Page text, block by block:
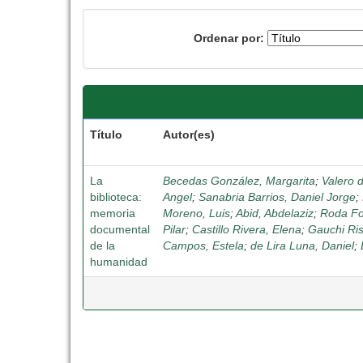
Ordenar por:
Título Autor(es)
La
biblioteca:
memoria
documental
de la
humanidad
Becedas González, Margarita; Valero
Angel; Sanabria Barrios, Daniel Jorge;
Moreno, Luis;Abid, Abdelaziz; Roda
Pilar; Castillo Rivera, Elena; Gauchi
Campos, Estela; de Lira Luna, Daniel;